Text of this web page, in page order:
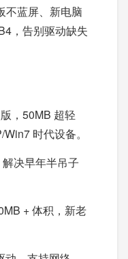
不蓝屏、新电脑
，告别驱动缺失
，50MB 超轻
时代设备。
决早年半吊子
+ 体积，新老